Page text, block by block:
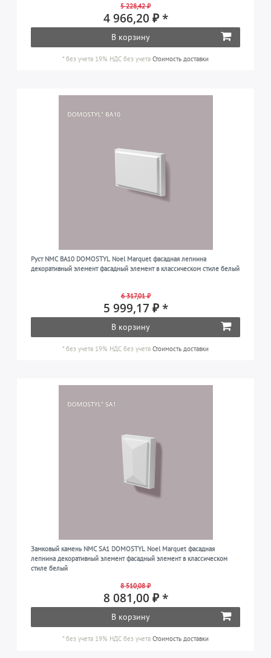
5 228,42 ₽
4 966,20 ₽ *
В корзину
*без учета 19% НДС без учета Стоимость доставки
Руст NMC BA10 DOMOSTYL Noel Marquet фасадная лепнина
декоративный элемент фасадный элемент в классическом стиле белый
6 317,01 ₽
5 999,17 ₽ *
В корзину
*без учета 19% НДС без учета Стоимость доставки
Замковый камень NMC SA1 DOMOSTYL Noel Marquet фасадная
лепнина декоративный элемент фасадный элемент в классическом
стиле белый
8 510,08 ₽
8 081,00 ₽ *
В корзину
*без учета 19% НДС без учета Стоимость доставки